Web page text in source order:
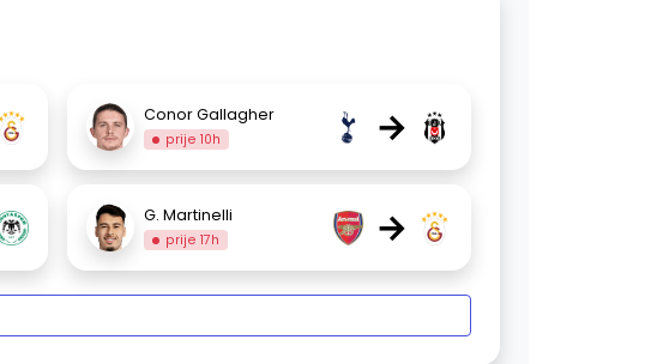
Conor Gallagher
prije 10h →
G. Martinelli
prije 17h →